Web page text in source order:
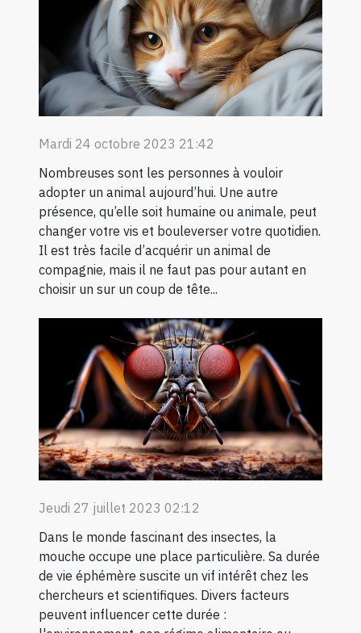
Mardi 24 octobre 2023 21:42
Nombreuses sont les personnes à vouloir
adopter un animal aujourd’hui. Une autre
présence, qu’elle soit humaine ou animale, peut
changer votre vis et bouleverser votre quotidien.
Il est très facile d’acquérir un animal de
compagnie, mais il ne faut pas pour autant en
choisir un sur un coup de tête...
Jeudi 27 juillet 2023 02:12
Dans le monde fascinant des insectes, la
mouche occupe une place particulière. Sa durée
de vie éphémère suscite un vif intérêt chez les
chercheurs et scientifiques. Divers facteurs
peuvent influencer cette durée :